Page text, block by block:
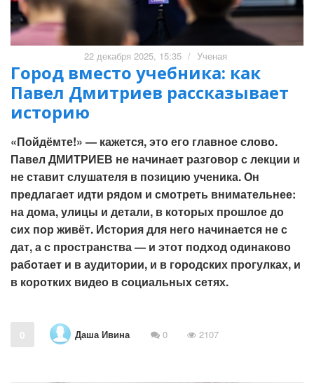
22 декабря 2025, 15:35 / Ученая
Город вместо учебника: как
Павел Дмитриев рассказывает
историю
«Пойдёмте!» — кажется, это его главное слово.
Павел ДМИТРИЕВ не начинает разговор с лекции и
не ставит слушателя в позицию ученика. Он
предлагает идти рядом и смотреть внимательнее:
на дома, улицы и детали, в которых прошлое до
сих пор живёт. История для него начинается не с
дат, а с пространства — и этот подход одинаково
работает и в аудитории, и в городских прогулках, и
в коротких видео в социальных сетях.
0 Даша Ивина 0 2107